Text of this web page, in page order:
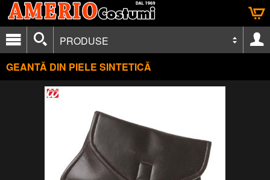
PRODUSE
GEANTĂ DIN PIELE SINTETICĂ